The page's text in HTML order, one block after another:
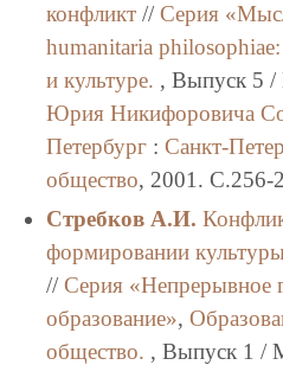
конфликт// Серия
humanitaria
и культуре. , Выпуск 5 /
Юрия Никифоровича
Петербург: Санкт-
общество, 2001. C.256-
Стребков А.И.
формировании
// Серия «Непрерывное
образование»,
общество. , Выпуск 1 /